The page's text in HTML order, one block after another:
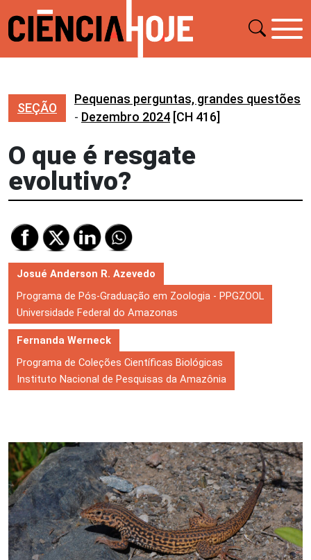
SEÇÃO
Pequenas perguntas, grandes questões
- Dezembro 2024 [CH 416]
O que é resgate
evolutivo?
Josué Anderson R. Azevedo
Programa de Pós-Graduação em Zoologia - PPGZOOL
Universidade Federal do Amazonas
Fernanda Werneck
Programa de Coleções Científicas Biológicas
Instituto Nacional de Pesquisas da Amazônia